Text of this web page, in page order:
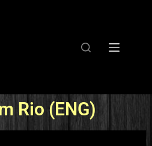
Rio (ENG)